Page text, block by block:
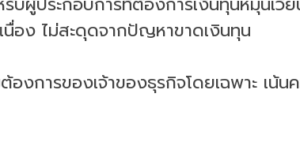
อง ไม่สะดุดจากปัญหาขาดเงินทุน
งการของเจ้าของธุรกิจโดยเฉพาะ เ